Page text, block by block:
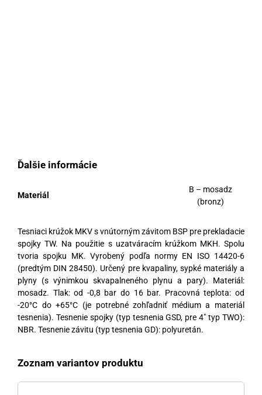
Ďalšie informácie
Materiál
B – mosadz
(bronz)
Tesniaci krúžok MKV s vnútorným závitom BSP pre prekladacie
spojky TW. Na použitie s uzatváracím krúžkom MKH. Spolu
tvoria spojku MK. Vyrobený podľa normy EN ISO 14420-6
(predtým DIN 28450). Určený pre kvapaliny, sypké materiály a
plyny (s výnimkou skvapalneného plynu a pary). Materiál:
mosadz. Tlak: od -0,8 bar do 16 bar. Pracovná teplota: od
-20°C do +65°C (je potrebné zohľadniť médium a materiál
tesnenia). Tesnenie spojky (typ tesnenia GSD, pre 4″ typ TWO):
NBR. Tesnenie závitu (typ tesnenia GD): polyuretán.
Zoznam variantov produktu